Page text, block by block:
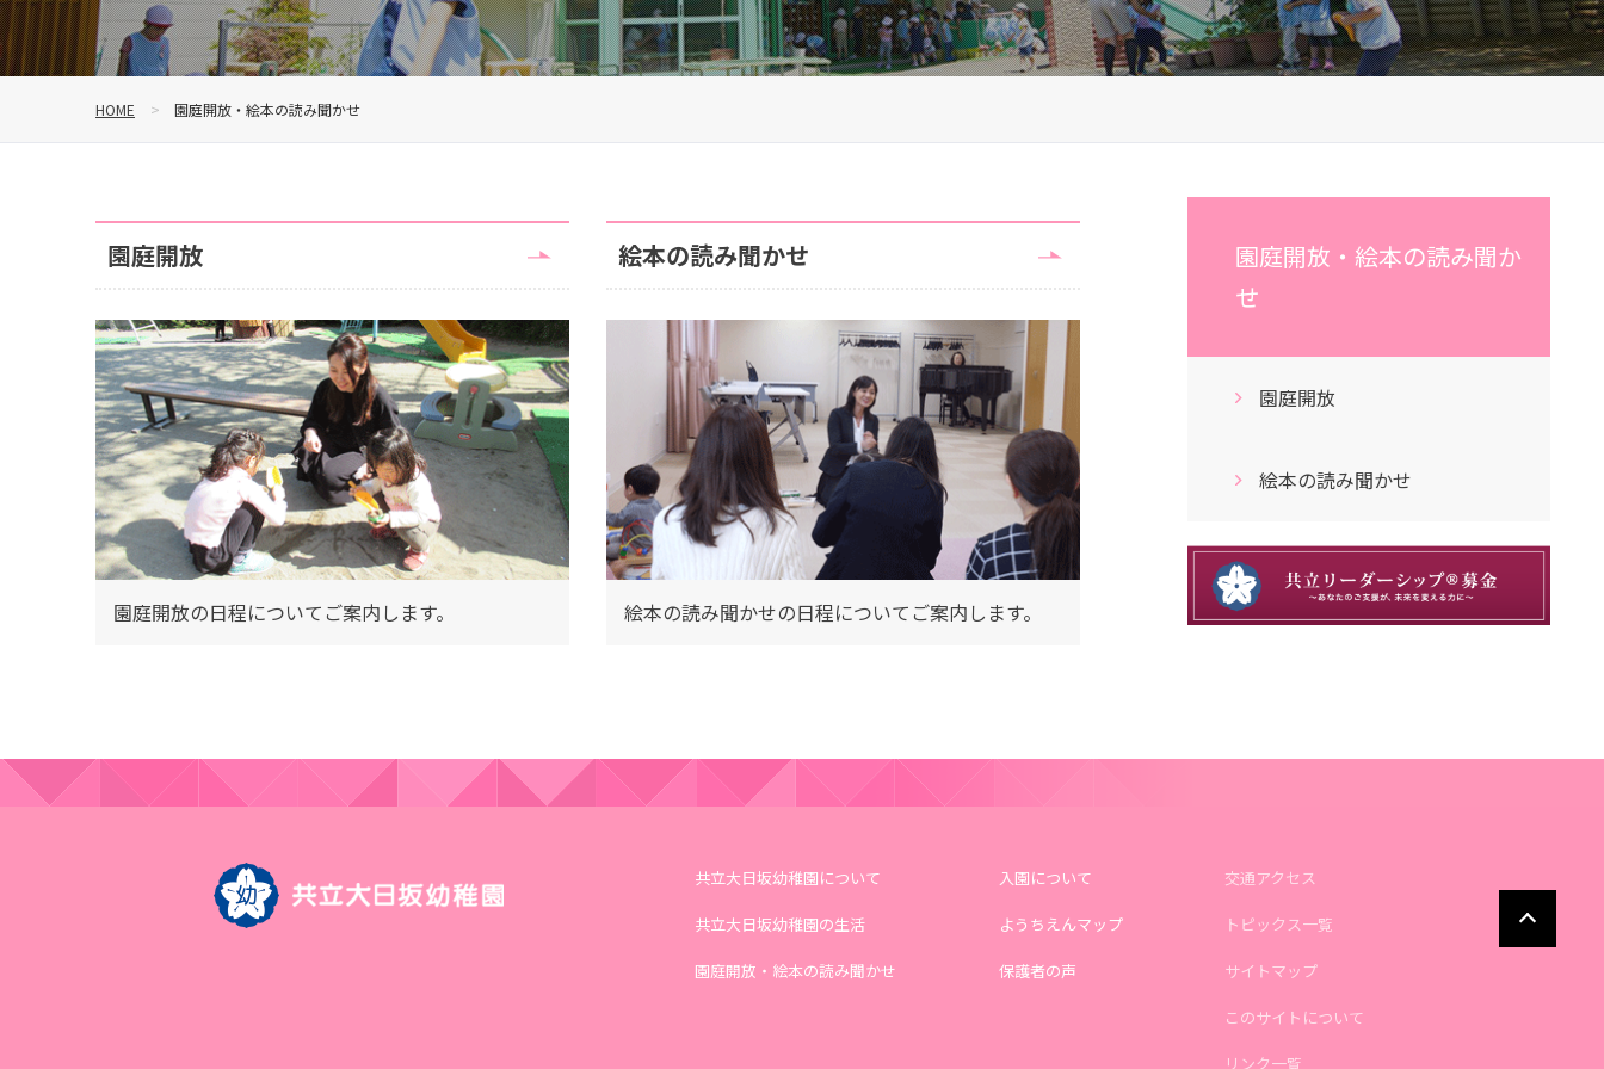
HOME 園庭開放・絵本の読み聞かせ
園庭開放
園庭開放の日程についてご案内します。
絵本の読み聞かせ
絵本の読み聞かせの日程についてご案内します。
園庭開放・絵本の読み聞か
せ
園庭開放
絵本の読み聞かせ
共立大日坂幼稚園について
共立大日坂幼稚園の生活
園庭開放・絵本の読み聞かせ
入園について
ようちえんマップ
保護者の声
交通アクセス
トピックス一覧
サイトマップ
このサイトについて
リンク一覧